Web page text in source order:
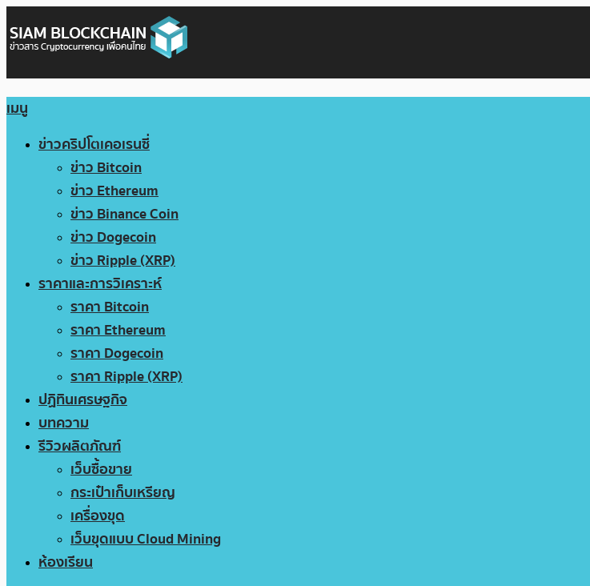
เมนู
ข่าวคริปโตเคอเรนซี่
ข่าว Bitcoin
ข่าว Ethereum
ข่าว Binance Coin
ข่าว Dogecoin
ข่าว Ripple (XRP)
ราคาและการวิเคราะห์
ราคา Bitcoin
ราคา Ethereum
ราคา Dogecoin
ราคา Ripple (XRP)
ปฏิทินเศรษฐกิจ
บทความ
รีวิวผลิตภัณฑ์
เว็บซื้อขาย
กระเป๋าเก็บเหรียญ
เครื่องขุด
เว็บขุดแบบ Cloud Mining
ห้องเรียน